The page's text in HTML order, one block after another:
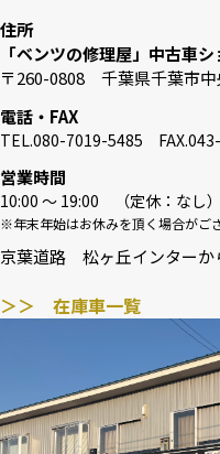
住所
「ベンツの修理屋」中古車
〒260-0808 千葉県千葉市
電話・FAX
TEL.080-7019-5485
営業時間
10:00 〜 19:00 （定休：なし）
※年末年始はお休みを頂く場合がご
京葉道路 松ヶ丘インターか
＞＞ 在庫車一覧